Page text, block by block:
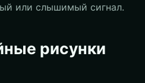
или слышимый сигнал.
рисунки